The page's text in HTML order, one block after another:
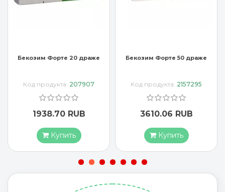
20 драже
207907
Бекозим Форте 50 драже
Код продукта: 2157295
3610.06 RUB
Бенадон 300 мг
Код продукта:
2187.07